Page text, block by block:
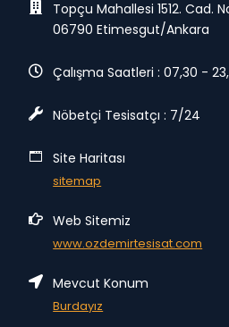
Topçu Mahallesi 1512. Cad.
06790 Etimesgut/Ankara
Çalışma Saatleri : 07,30 -
Nöbetçi Tesisatçı : 7/24
Site Haritası
sitemap
Web Sitemiz
www.ozdemirtesisat.com
Mevcut Konum
Burdayız